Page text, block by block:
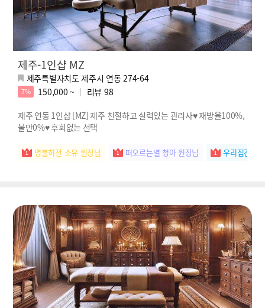
제주-1인샵 MZ
제주특별자치도 제주시 연동 274-64
7% 150,000 ~ 리뷰 98
제주 연동 1인샵 [MZ] 제주 친절하고 실력있는 관리사♥ 재방율100%,
불만0%♥ 후회없는 선택
명불허전 소유 원장님 떠오르는별 청아 원장님 우리집간판